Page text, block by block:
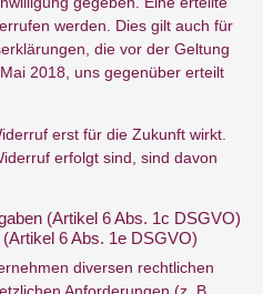
werden. Dies gilt auch für
die vor der Geltung
2018, uns gegenüber erteilt
erst für die Zukunft wirkt.
erfolgt sind, sind davon
(Artikel 6 Abs. 1c DSGVO)
6 Abs. 1e DSGVO)
diversen rechtlichen
Anforderungen (z. B.